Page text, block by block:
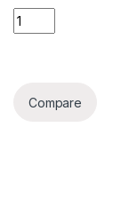
IMPRESORA DE
Compare